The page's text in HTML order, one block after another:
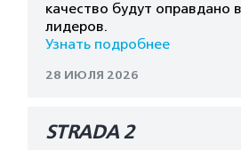
качество будут оправдано
лидеров.
Узнать подробнее
28 ИЮЛЯ 2026
STRADA 2